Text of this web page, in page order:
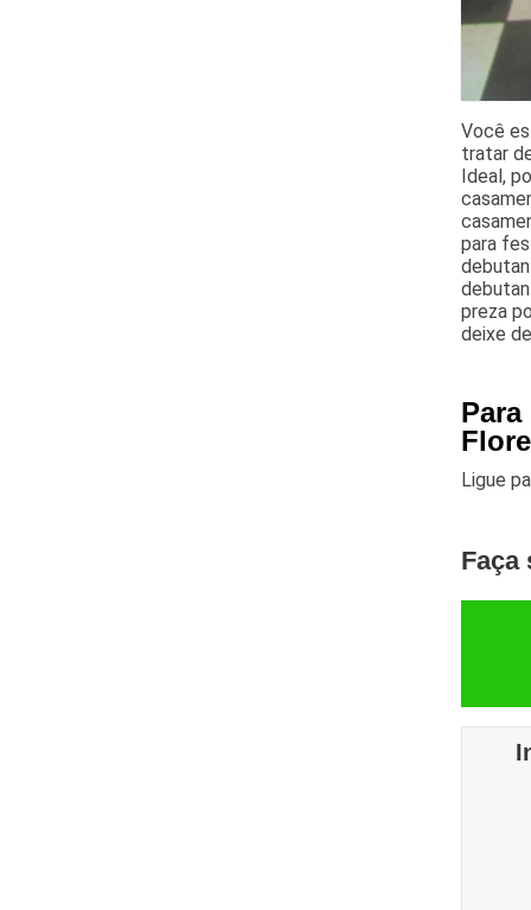
Você
tratar
Ideal,
para
preza
deixe
Ligue
Faça